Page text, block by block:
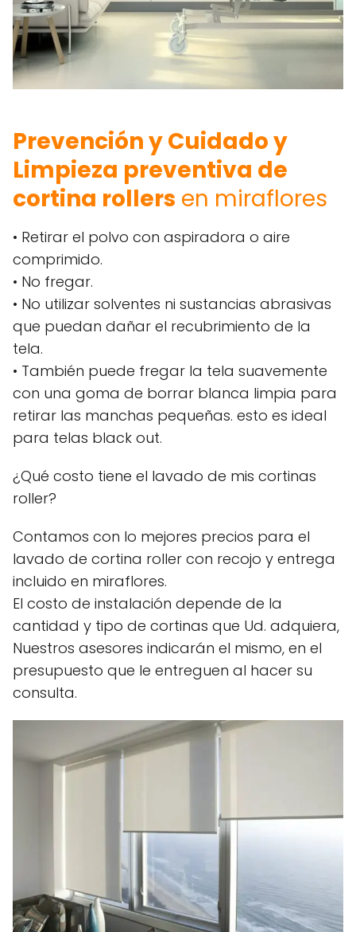
Prevención y Cuidado y
Limpieza preventiva de
cortina rollers en miraflores
• Retirar el polvo con aspiradora o aire
comprimido.
• No fregar.
• No utilizar solventes ni sustancias abrasivas
que puedan dañar el recubrimiento de la
tela.
• También puede fregar la tela suavemente
con una goma de borrar blanca limpia para
retirar las manchas pequeñas. esto es ideal
para telas black out.
¿Qué costo tiene el lavado de mis cortinas
roller?
Contamos con lo mejores precios para el
lavado de cortina roller con recojo y entrega
incluido en miraflores.
El costo de instalación depende de la
cantidad y tipo de cortinas que Ud. adquiera,
Nuestros asesores indicarán el mismo, en el
presupuesto que le entreguen al hacer su
consulta.